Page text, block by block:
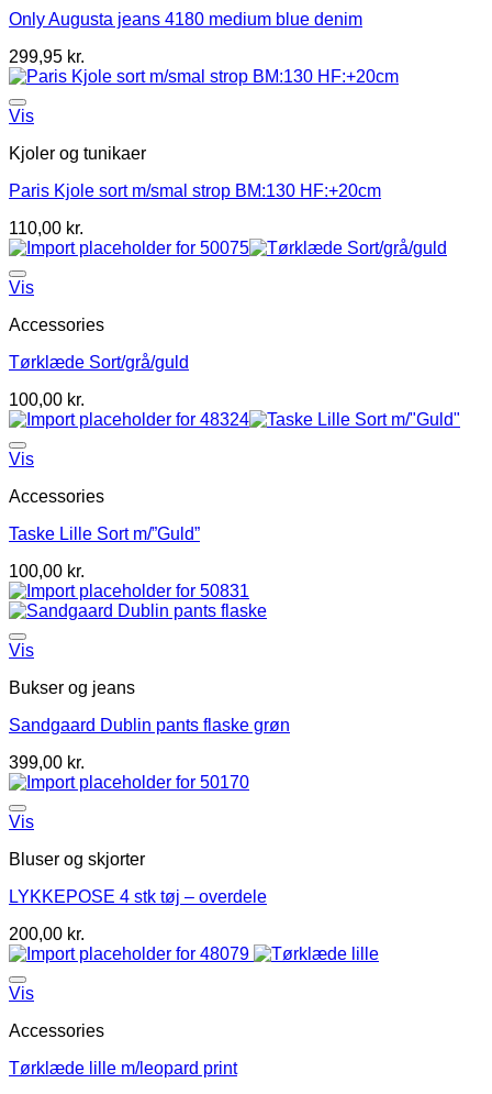
Only Augusta jeans 4180 medium blue denim
299,95 kr.
Vis
Kjoler og tunikaer
Paris Kjole sort m/smal strop BM:130 HF:+20cm
110,00 kr.
Vis
Accessories
Tørklæde Sort/grå/guld
100,00 kr.
Vis
Accessories
Taske Lille Sort m/”Guld”
100,00 kr.
Vis
Bukser og jeans
Sandgaard Dublin pants flaske grøn
399,00 kr.
Vis
Bluser og skjorter
LYKKEPOSE 4 stk tøj – overdele
200,00 kr.
Vis
Accessories
Tørklæde lille m/leopard print